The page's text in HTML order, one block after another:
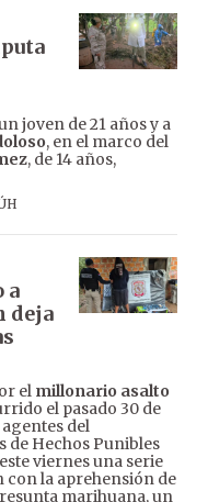
joven de 21 años y a
, en el marco del
, de 14 años,
a
deja
el millonario asalto
el pasado 30 de
agentes del
de Hechos Punibles
viernes una serie
la aprehensión de
marihuana, un